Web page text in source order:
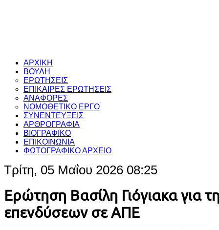
ΑΡΧΙΚΗ
ΒΟΥΛΗ
ΕΡΩΤΗΣΕΙΣ
ΕΠΙΚΑΙΡΕΣ ΕΡΩΤΗΣΕΙΣ
ΑΝΑΦΟΡΕΣ
ΝΟΜΟΘΕΤΙΚΟ ΕΡΓΟ
ΣΥΝΕΝΤΕΥΞΕΙΣ
ΑΡΘΡΟΓΡΑΦΙΑ
ΒΙΟΓΡΑΦΙΚΟ
ΕΠΙΚΟΙΝΩΝΙΑ
ΦΩΤΟΓΡΑΦΙΚΟ ΑΡΧΕΙΟ
Τρίτη, 05 Μαΐου 2026 08:25
Ερώτηση Βασίλη Γιόγιακα για
επενδύσεων σε ΑΠΕ